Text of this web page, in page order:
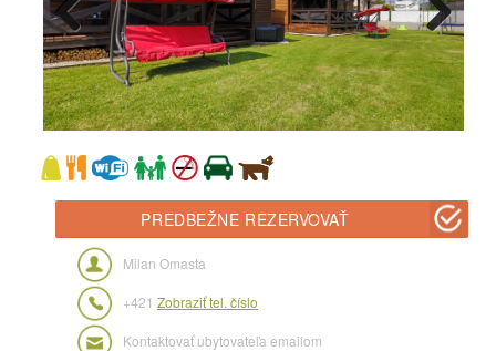
PREDBEŽNE REZERVOVAŤ
Milan Omasta
+421 Zobraziť tel. číslo
Kontaktovať ubytovateľa emailom